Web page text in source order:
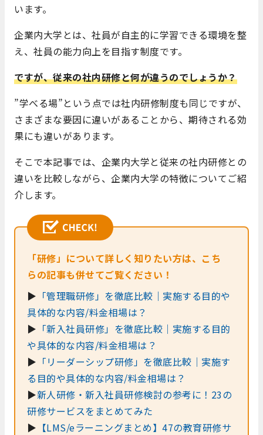
います。
企業内大学とは、社員が自主的に学習できる環境を整
え、社員の能力向上を目指す制度です。
ですが、従来の社内研修と何が違うのでしょうか？
”学べる場”という点では社内研修制度も同じですが、
さまざまな要因に違いがあることから、期待される効
果にも違いがあります。
そこで本記事では、企業内大学と従来の社内研修との
違いを比較しながら、企業内大学の特徴についてご紹
介します。
「研修」について詳しく知りたい方は、こち
らの記事も併せてご覧ください！
▶ 「管理職研修」を徹底比較｜実施する目的や
具体的な内容/料金相場は？
▶ 「新入社員研修」を徹底比較｜実施する目的
や具体的な内容/料金相場は？
▶ 「リーダーシップ研修」を徹底比較｜実施す
る目的や具体的な内容/料金相場は？
▶新人研修・新入社員研修検討の参考に！23の
研修サービスをまとめてみた
▶ 【LMS/eラーニングまとめ】47の教育研修サ